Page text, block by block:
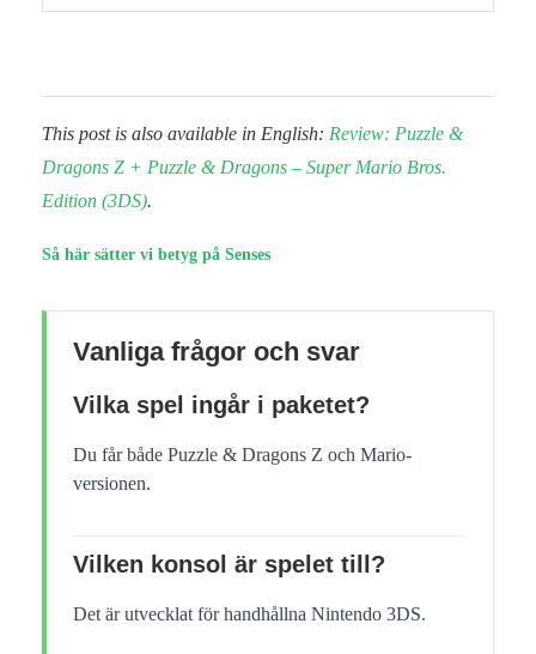
This post is also available in English: Review: Puzzle &
Dragons Z + Puzzle & Dragons – Super Mario Bros.
Edition (3DS).
Så här sätter vi betyg på Senses
Vanliga frågor och svar
Vilka spel ingår i paketet?
Du får både Puzzle & Dragons Z och Mario-
versionen.
Vilken konsol är spelet till?
Det är utvecklat för handhållna Nintendo 3DS.